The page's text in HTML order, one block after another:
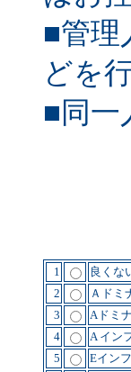
■管理
どを
■同一
1
良くな
2
Ａド
3
Aドミ
4
A イン
5
Eイン